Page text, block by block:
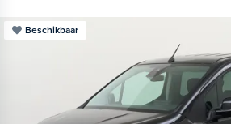
Beschikbaar